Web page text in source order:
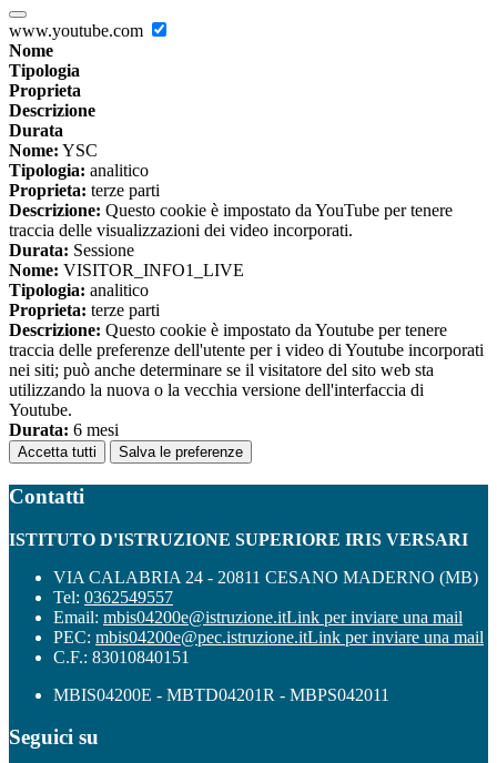
www.youtube.com
Nome
Tipologia
Proprieta
Descrizione
Durata
Nome: YSC
Tipologia: analitico
Proprieta: terze parti
Descrizione: Questo cookie è impostato da YouTube per tenere
traccia delle visualizzazioni dei video incorporati.
Durata: Sessione
Nome: VISITOR_INFO1_LIVE
Tipologia: analitico
Proprieta: terze parti
Descrizione: Questo cookie è impostato da Youtube per tenere
traccia delle preferenze dell'utente per i video di Youtube incorporati
nei siti; può anche determinare se il visitatore del sito web sta
utilizzando la nuova o la vecchia versione dell'interfaccia di
Youtube.
Durata: 6 mesi
Accetta tutti Salva le preferenze
Contatti
ISTITUTO D'ISTRUZIONE SUPERIORE IRIS VERSARI
VIA CALABRIA 24 - 20811 CESANO MADERNO (MB)
Tel: 0362549557
Email: mbis04200e@istruzione.itLink per inviare una mail
PEC: mbis04200e@pec.istruzione.itLink per inviare una mail
C.F.: 83010840151
MBIS04200E - MBTD04201R - MBPS042011
Seguici su